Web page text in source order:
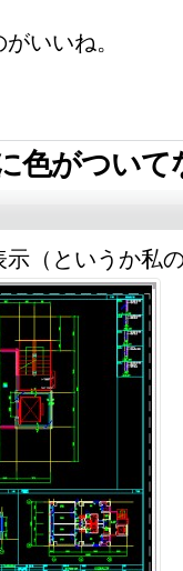
いいね。
色がついて
（というか私